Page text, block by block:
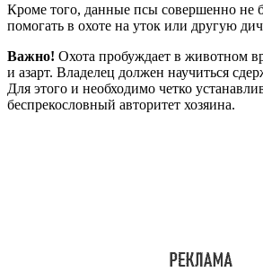
Кроме того, данные псы совершенно не
помогать в охоте на уток или другую
Важно! Охота пробуждает в животном
и азарт. Владелец должен научиться
Для этого и необходимо четко
беспрекословный авторитет хозяина.